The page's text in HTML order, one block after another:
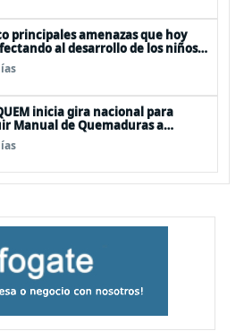
principales amenazas que hoy
al desarrollo de los niños
inicia gira nacional para
Manual de Quemaduras a
de la salud